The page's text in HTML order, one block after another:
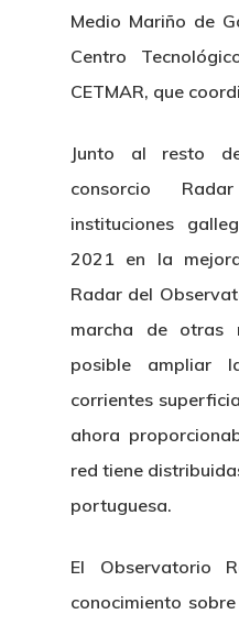
Medio Mariño de
Centro
CETMAR, que
Junto al resto
consorcio
instituciones
2021 en la
Radar del
marcha de otras
posible ampliar
corrientes
ahora
red tiene
portuguesa.
El Observatorio
conocimiento